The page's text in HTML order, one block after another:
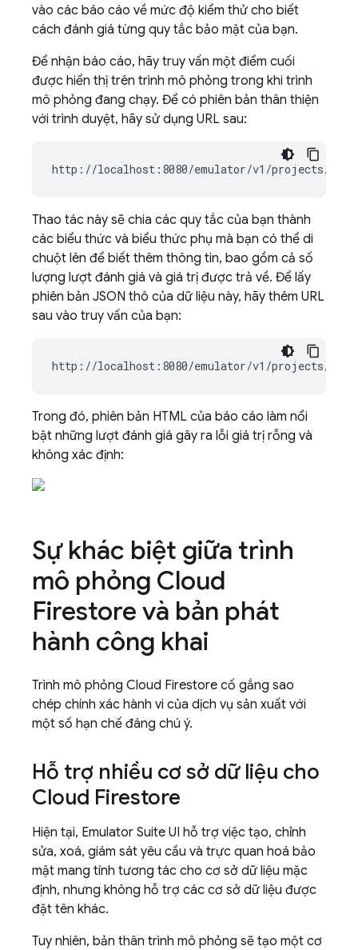
vào các báo cáo về mức độ kiểm thử cho biết
cách đánh giá từng quy tắc bảo mật của bạn.
Để nhận báo cáo, hãy truy vấn một điểm cuối
được hiển thị trên trình mô phỏng trong khi trình
mô phỏng đang chạy. Để có phiên bản thân thiện
với trình duyệt, hãy sử dụng URL sau:
http://localhost:8080/emulator/v1/projects/
Thao tác này sẽ chia các quy tắc của bạn thành
các biểu thức và biểu thức phụ mà bạn có thể di
chuột lên để biết thêm thông tin, bao gồm cả số
lượng lượt đánh giá và giá trị được trả về. Để lấy
phiên bản JSON thô của dữ liệu này, hãy thêm URL
sau vào truy vấn của bạn:
http://localhost:8080/emulator/v1/projects/
Trong đó, phiên bản HTML của báo cáo làm nổi
bật những lượt đánh giá gây ra lỗi giá trị rỗng và
không xác định:
Sự khác biệt giữa trình
mô phỏng Cloud
Firestore và bản phát
hành công khai
Trình mô phỏng Cloud Firestore cố gắng sao
chép chính xác hành vi của dịch vụ sản xuất với
một số hạn chế đáng chú ý.
Hỗ trợ nhiều cơ sở dữ liệu cho
Cloud Firestore
Hiện tại, Emulator Suite UI hỗ trợ việc tạo, chỉnh
sửa, xoá, giám sát yêu cầu và trực quan hoá bảo
mật mang tính tương tác cho cơ sở dữ liệu mặc
định, nhưng không hỗ trợ các cơ sở dữ liệu được
đặt tên khác.
Tuy nhiên, bản thân trình mô phỏng sẽ tạo một cơ